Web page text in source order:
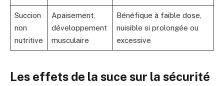
Succion
non
nutritive
Apaisement,
développement
musculaire
Bénéfique à faible dose,
nuisible si prolongée ou
excessive
Les effets de la suce sur la sécurité